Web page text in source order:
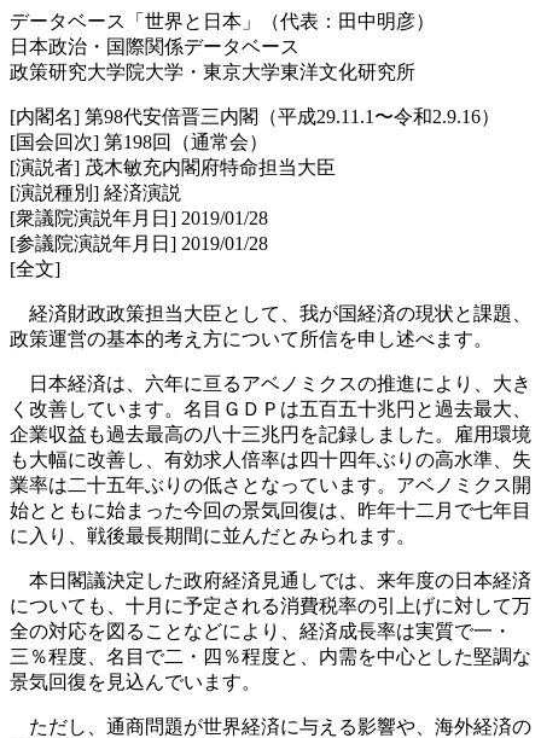
データベース「世界と日本」（代表：田中明彦）
日本政治・国際関係データベース
政策研究大学院大学・東京大学東洋文化研究所
[内閣名] 第98代安倍晋三内閣（平成29.11.1〜令和2.9.16）
[国会回次] 第198回（通常会）
[演説者] 茂木敏充内閣府特命担当大臣
[演説種別] 経済演説
[衆議院演説年月日] 2019/01/28
[参議院演説年月日] 2019/01/28
[全文]
経済財政政策担当大臣として、我が国経済の現状と課題、
政策運営の基本的考え方について所信を申し述べます。
日本経済は、六年に亘るアベノミクスの推進により、大き
く改善しています。名目ＧＤＰは五百五十兆円と過去最大、
企業収益も過去最高の八十三兆円を記録しました。雇用環境
も大幅に改善し、有効求人倍率は四十四年ぶりの高水準、失
業率は二十五年ぶりの低さとなっています。アベノミクス開
始とともに始まった今回の景気回復は、昨年十二月で七年目
に入り、戦後最長期間に並んだとみられます。
本日閣議決定した政府経済見通しでは、来年度の日本経済
についても、十月に予定される消費税率の引上げに対して万
全の対応を図ることなどにより、経済成長率は実質で一・
三％程度、名目で二・四％程度と、内需を中心とした堅調な
景気回復を見込んでいます。
ただし、通商問題が世界経済に与える影響や、海外経済の